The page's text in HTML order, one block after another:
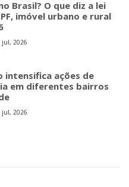
Brasil? O que diz a lei
imóvel urbano e rural
jul, 2026
intensifica ações de
em diferentes bairros
jul, 2026